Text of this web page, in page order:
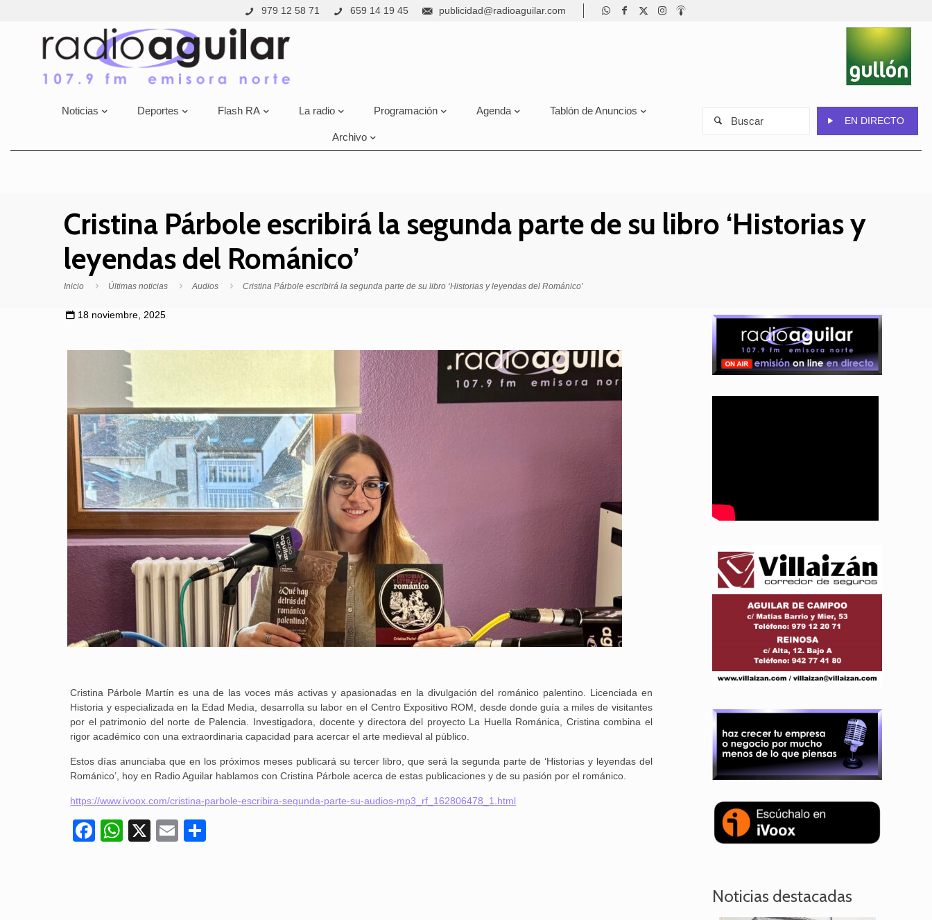
979 12 58 71 659 14 19 45 publicidad@radioaguilar.com
Noticias Deportes Flash RA La radio Programación Agenda Tablón de Anuncios
Archivo
EN DIRECTO
Cristina Párbole escribirá la segunda parte de su libro ‘Historias y
leyendas del Románico’
Inicio Últimas noticias Audios Cristina Párbole escribirá la segunda parte de su libro ‘Historias y leyendas del Románico’
18 noviembre, 2025
Cristina Párbole Martín es una de las voces más activas y apasionadas en la divulgación del románico palentino. Licenciada en
Historia y especializada en la Edad Media, desarrolla su labor en el Centro Expositivo ROM, desde donde guía a miles de visitantes
por el patrimonio del norte de Palencia. Investigadora, docente y directora del proyecto La Huella Románica, Cristina combina el
rigor académico con una extraordinaria capacidad para acercar el arte medieval al público.
Estos días anunciaba que en los próximos meses publicará su tercer libro, que será la segunda parte de ‘Historias y leyendas del
Románico’, hoy en Radio Aguilar hablamos con Cristina Párbole acerca de estas publicaciones y de su pasión por el románico.
https://www.ivoox.com/cristina-parbole-escribira-segunda-parte-su-audios-mp3_rf_162806478_1.html
Facebook
WhatsApp
X Email
Noticias destacadas